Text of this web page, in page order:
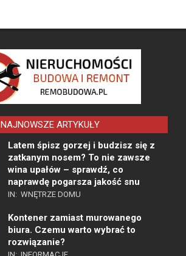
NAJNOWSZE ARTYKUŁY
Latem śpisz gorzej i budzisz się z
zatkanym nosem? To nie zawsze
wina upałów – sprawdź, co
naprawdę pogarsza jakość snu
IN: WNĘTRZE DOMU
Kontener zamiast murowanego
biura. Czemu warto wybrać to
rozwiązanie?